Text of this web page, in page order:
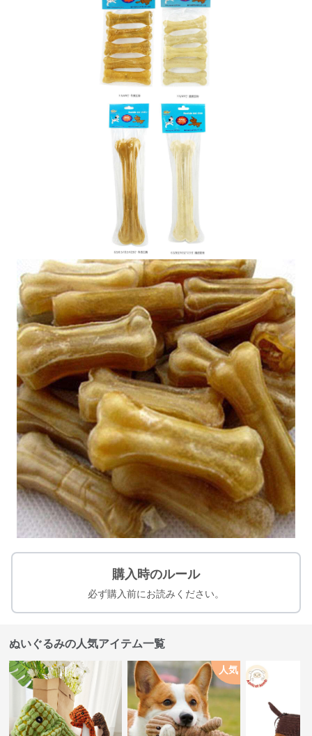
購入時のルール
必ず購入前にお読みください。
ぬいぐるみの人気アイテム一覧
人気